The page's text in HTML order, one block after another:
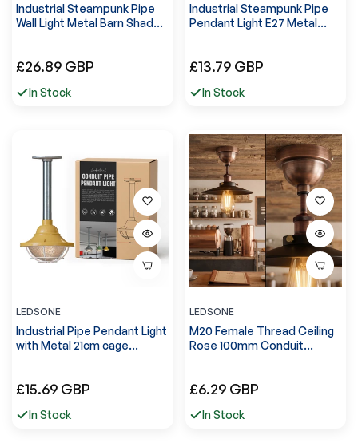
Industrial Steampunk Pipe
Wall Light Metal Barn Shade
Normale
£26.89 GBP
In Stock
Industrial Steampunk Pipe
Pendant Light E27 Metal
Normale
£13.79 GBP
In Stock
LEDSONE
Industrial Pipe Pendant Light
with Metal 21cm cage
Normale
£15.69 GBP
In Stock
LEDSONE
M20 Female Thread Ceiling
Rose 100mm Conduit
Normale
£6.29 GBP
In Stock